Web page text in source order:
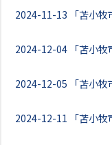
2024-11-13 「苫小
2024-12-04 「苫小
2024-12-05 「苫小
2024-12-11 「苫小